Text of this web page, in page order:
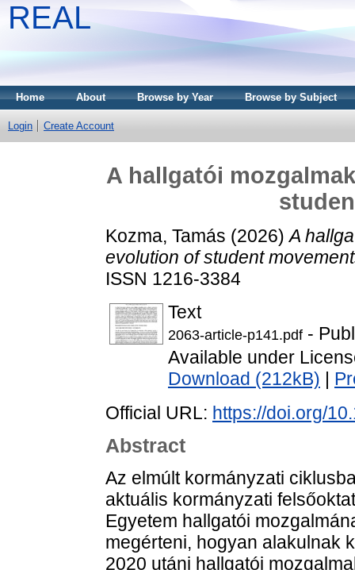
REAL
Home About Browse by Year Browse by Subject
Login Create Account
A hallgatói
Kozma, Tamás (2026)A
evolution of student
ISSN 1216-3384
Text
2063-article-p141.pdf -
Available under
Download (212kB)
Official URL: https://doi.org/
Abstract
Az elmúlt kormányzati
aktuális kormányzati
Egyetem hallgatói
megérteni, hogyan alakulnak
2020 utáni hallgatói